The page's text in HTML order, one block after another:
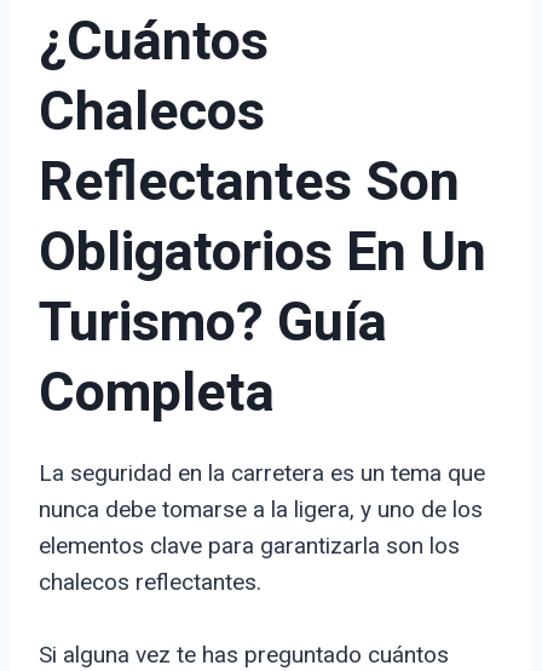
¿Cuántos
Chalecos
Reflectantes Son
Obligatorios En Un
Turismo? Guía
Completa
La seguridad en la carretera es un tema que
nunca debe tomarse a la ligera, y uno de los
elementos clave para garantizarla son los
chalecos reflectantes.
Si alguna vez te has preguntado cuántos